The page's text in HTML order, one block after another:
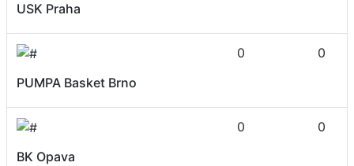
USK Praha
PUMPA Basket Brno
0 0
BK Opava
0 0